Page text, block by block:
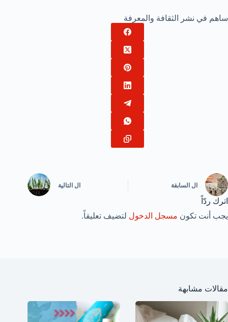
ساهم في نشر الثقافة والمعرفة
ال السابقة ال التالية
اترك ردّاً
يجب أنت تكون مسجل الدخول لتضيف تعليقاً.
مقالات مشابهة